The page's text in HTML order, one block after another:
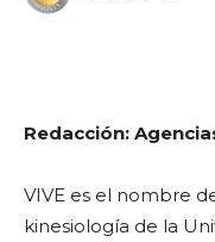
Redacción:
VIVE es el nombre
kinesiología de la